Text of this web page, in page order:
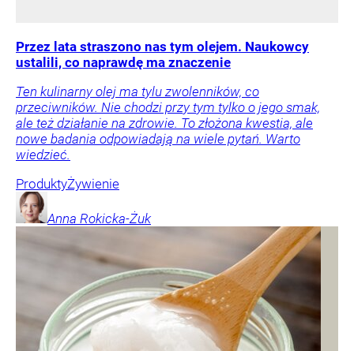
Przez lata straszono nas tym olejem. Naukowcy
ustalili, co naprawdę ma znaczenie
Ten kulinarny olej ma tylu zwolenników, co
przeciwników. Nie chodzi przy tym tylko o jego smak,
ale też działanie na zdrowie. To złożona kwestia, ale
nowe badania odpowiadają na wiele pytań. Warto
wiedzieć.
ProduktyŻywienie
Anna Rokicka-Żuk